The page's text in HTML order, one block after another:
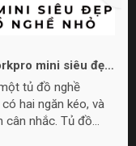
mini siêu đẹp
tủ đồ nghề
hai ngăn kéo, và
cân nhắc. Tủ đồ